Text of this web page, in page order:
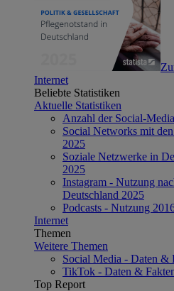
Internet
Beliebte Statistiken
Aktuelle Statistiken
Anzahl der Social-
Social Networks mit
2025
Soziale Netzwerke in
2025
Instagram - Nutzung
Deutschland 2025
Podcasts - Nutzung
Internet
Themen
Weitere Themen
Social Media - Daten &
TikTok - Daten &
Top Report